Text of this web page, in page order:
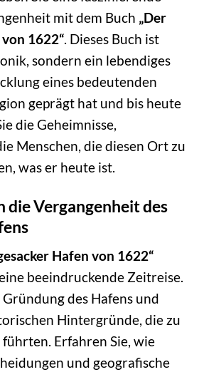
mit dem Buch „Der
1622“ . Dieses Buch ist
sondern ein lebendiges
eines bedeutenden
geprägt hat und bis heute
die Geheimnisse,
Menschen, die diesen Ort zu
was er heute ist.
die Vergangenheit des
Hafen von 1622“
beeindruckende Zeitreise.
des Hafens und
Hintergründe, die zu
Erfahren Sie, wie
und geografische